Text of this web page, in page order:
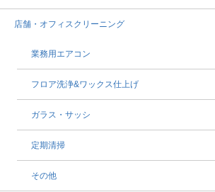
店舗・オフィスクリーニング
業務用エアコン
フロア洗浄&ワックス仕上げ
ガラス・サッシ
定期清掃
その他